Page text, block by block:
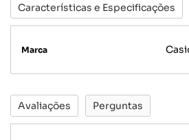
Características e Especificações
Marca
Avaliações Perguntas